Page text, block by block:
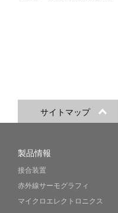
サイトマップ
製品情報
接合装置
赤外線サーモグラフィ
マイクロエレクトロニクス